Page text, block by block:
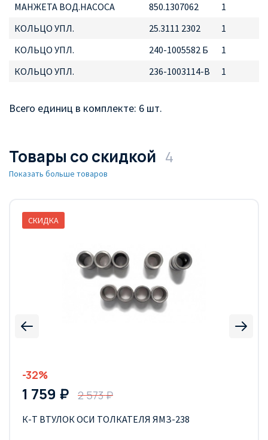
МАНЖЕТА ВОД.НАСОСА 850.1307062
1
КОЛЬЦО УПЛ.
25.3111 2302
1
КОЛЬЦО УПЛ.
240-1005582 Б
1
КОЛЬЦО УПЛ.
236-1003114-В 1
Всего единиц в комплекте: 6 шт.
Товары со скидкой 4
Показать больше товаров
СКИДКА
-32%
1 759 ₽ 2 573 ₽
К-Т ВТУЛОК ОСИ ТОЛКАТЕЛЯ ЯМЗ-238